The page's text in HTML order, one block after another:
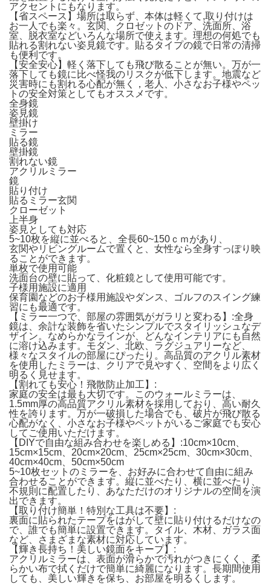
アクセントにもなります。
【省スペース】場所は取らず、本体は軽くて,取り付けは
お一人でも楽々。玄関、クロゼットのドア、洗面所、浴
室、脱衣室などいろんな場所で使えます。理想の何処でも
貼れる割れない姿見鏡です。貼るタイプの鏡で日常の清掃
も便利です。
【安全安心】軽く落下しても飛び散ることが無い。万が一
落下しても鏡に比べ怪我のリスクが低下します。地震など
災害時にも割れる心配が無く，老人、小さなお子様やペッ
トの安全対策としてもオススメです。
全身鏡
姿見鏡
壁掛け
ミラー
貼る鏡
壁掛鏡
割れない鏡
アクリルミラー
鏡
貼り付け
貼るミラー玄関
クローゼット
上半身
姿見としても対応
5~10枚を縦に並べると、全長60~150ｃｍがあり、
玄関やリビングルームで置くと、女性なら全身すっぽり映
ることができます。
単枚で使用可能
洗面台の壁に貼って、化粧鏡として使用可能です。
子様用施設に適用
保育園などのお子様用施設やダンス、ゴルフのスイング練
習にも最適です。
【ミラー一つで、部屋の雰囲気がガラリと変わる】:全身
鏡は、余計な装飾を省いたシンプルでスタイリッシュなデ
ザイン。なめらかなラインが、どんなインテリアにも自然
に溶け込みます。モダン、北欧、ラグジュアリーなど、
様々なスタイルの部屋にぴったり。高品質のアクリル素材
を使用したミラーは、クリアで見やすく、空間をより広く
明るく見せます。
【割れても安心！飛散防止加工】:
家庭の安全は最も大切です。このウォールミラーは、
1.5mm厚の高品質アクリル素材を採用しており、高い耐久
性を誇ります。万が一破損した場合でも、破片が飛び散る
心配がなく、小さなお子様やペットがいるご家庭でも安心
してご使用いただけます。
【DIYで自由な組み合わせを楽しめる】:10cm×10cm、
15cm×15cm、20cm×20cm、25cm×25cm、30cm×30cm、
40cm×40cm、50cm×50cm
5~10枚セットのミラーを、お好みに合わせて自由に組み
合わせることができます。縦に並べたり、横に並べたり、
不規則に配置したり、あなただけのオリジナルの空間を演
出できます。
【取り付け簡単！特別な工具は不要】:
裏面に貼られたテープをはがして壁に貼り付けるだけなの
で、誰でも簡単に設置できます。タイル、木材、ガラス面
など、さまざまな素材に対応しています。
【輝き長持ち！美しい鏡面をキープ】:
アクリルミラーは、表面が滑らかで汚れがつきにくく、柔
らかい布で拭くだけで簡単に綺麗になります。長期間使用
しても、美しい輝きを保ち、お部屋を明るくします。